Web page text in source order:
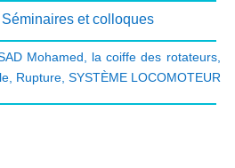
Séminaires et colloques
Mohamed la coiffe des rotateurs,
, Rupture, SYSTÈME LOCOMOTEUR